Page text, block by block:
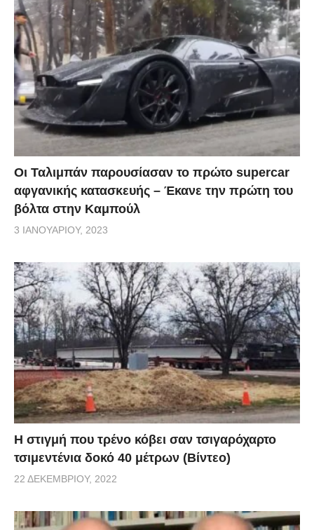
Οι Ταλιμπάν παρουσίασαν το πρώτο supercar
αφγανικής κατασκευής – Έκανε την πρώτη του
βόλτα στην Καμπούλ
3 ΙΑΝΟΥΑΡΊΟΥ, 2023
H στιγμή που τρένο κόβει σαν τσιγαρόχαρτο
τσιμεντένια δοκό 40 μέτρων (Βίντεο)
22 ΔΕΚΕΜΒΡΊΟΥ, 2022